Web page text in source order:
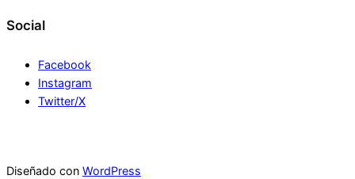
a
Social
Facebook
Instagram
Twitter/X
Diseñado con WordPress